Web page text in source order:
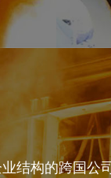
结构的跨国公